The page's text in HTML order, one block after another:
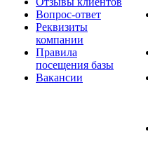
Вопрос-ответ
Реквизиты
компании
Правила
посещения базы
Вакансии